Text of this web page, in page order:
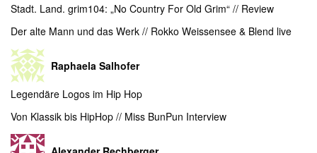
Stadt. Land. grim104: „No Country For Old Grim“ // Review
Der alte Mann und das Werk // Rokko Weissensee & Blend live
Raphaela Salhofer
Legendäre Logos im Hip Hop
Von Klassik bis HipHop // Miss BunPun Interview